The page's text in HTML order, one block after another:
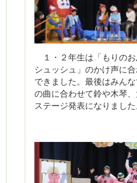
１・２年生は「もりの
シュッシュ」のかけ声に
できました。最後はみん
の曲に合わせて鈴や木琴
ステージ発表になりました